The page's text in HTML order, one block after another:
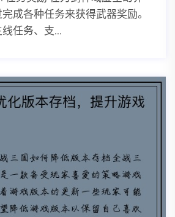
成各种任务来获得武器奖励。
任务、支...